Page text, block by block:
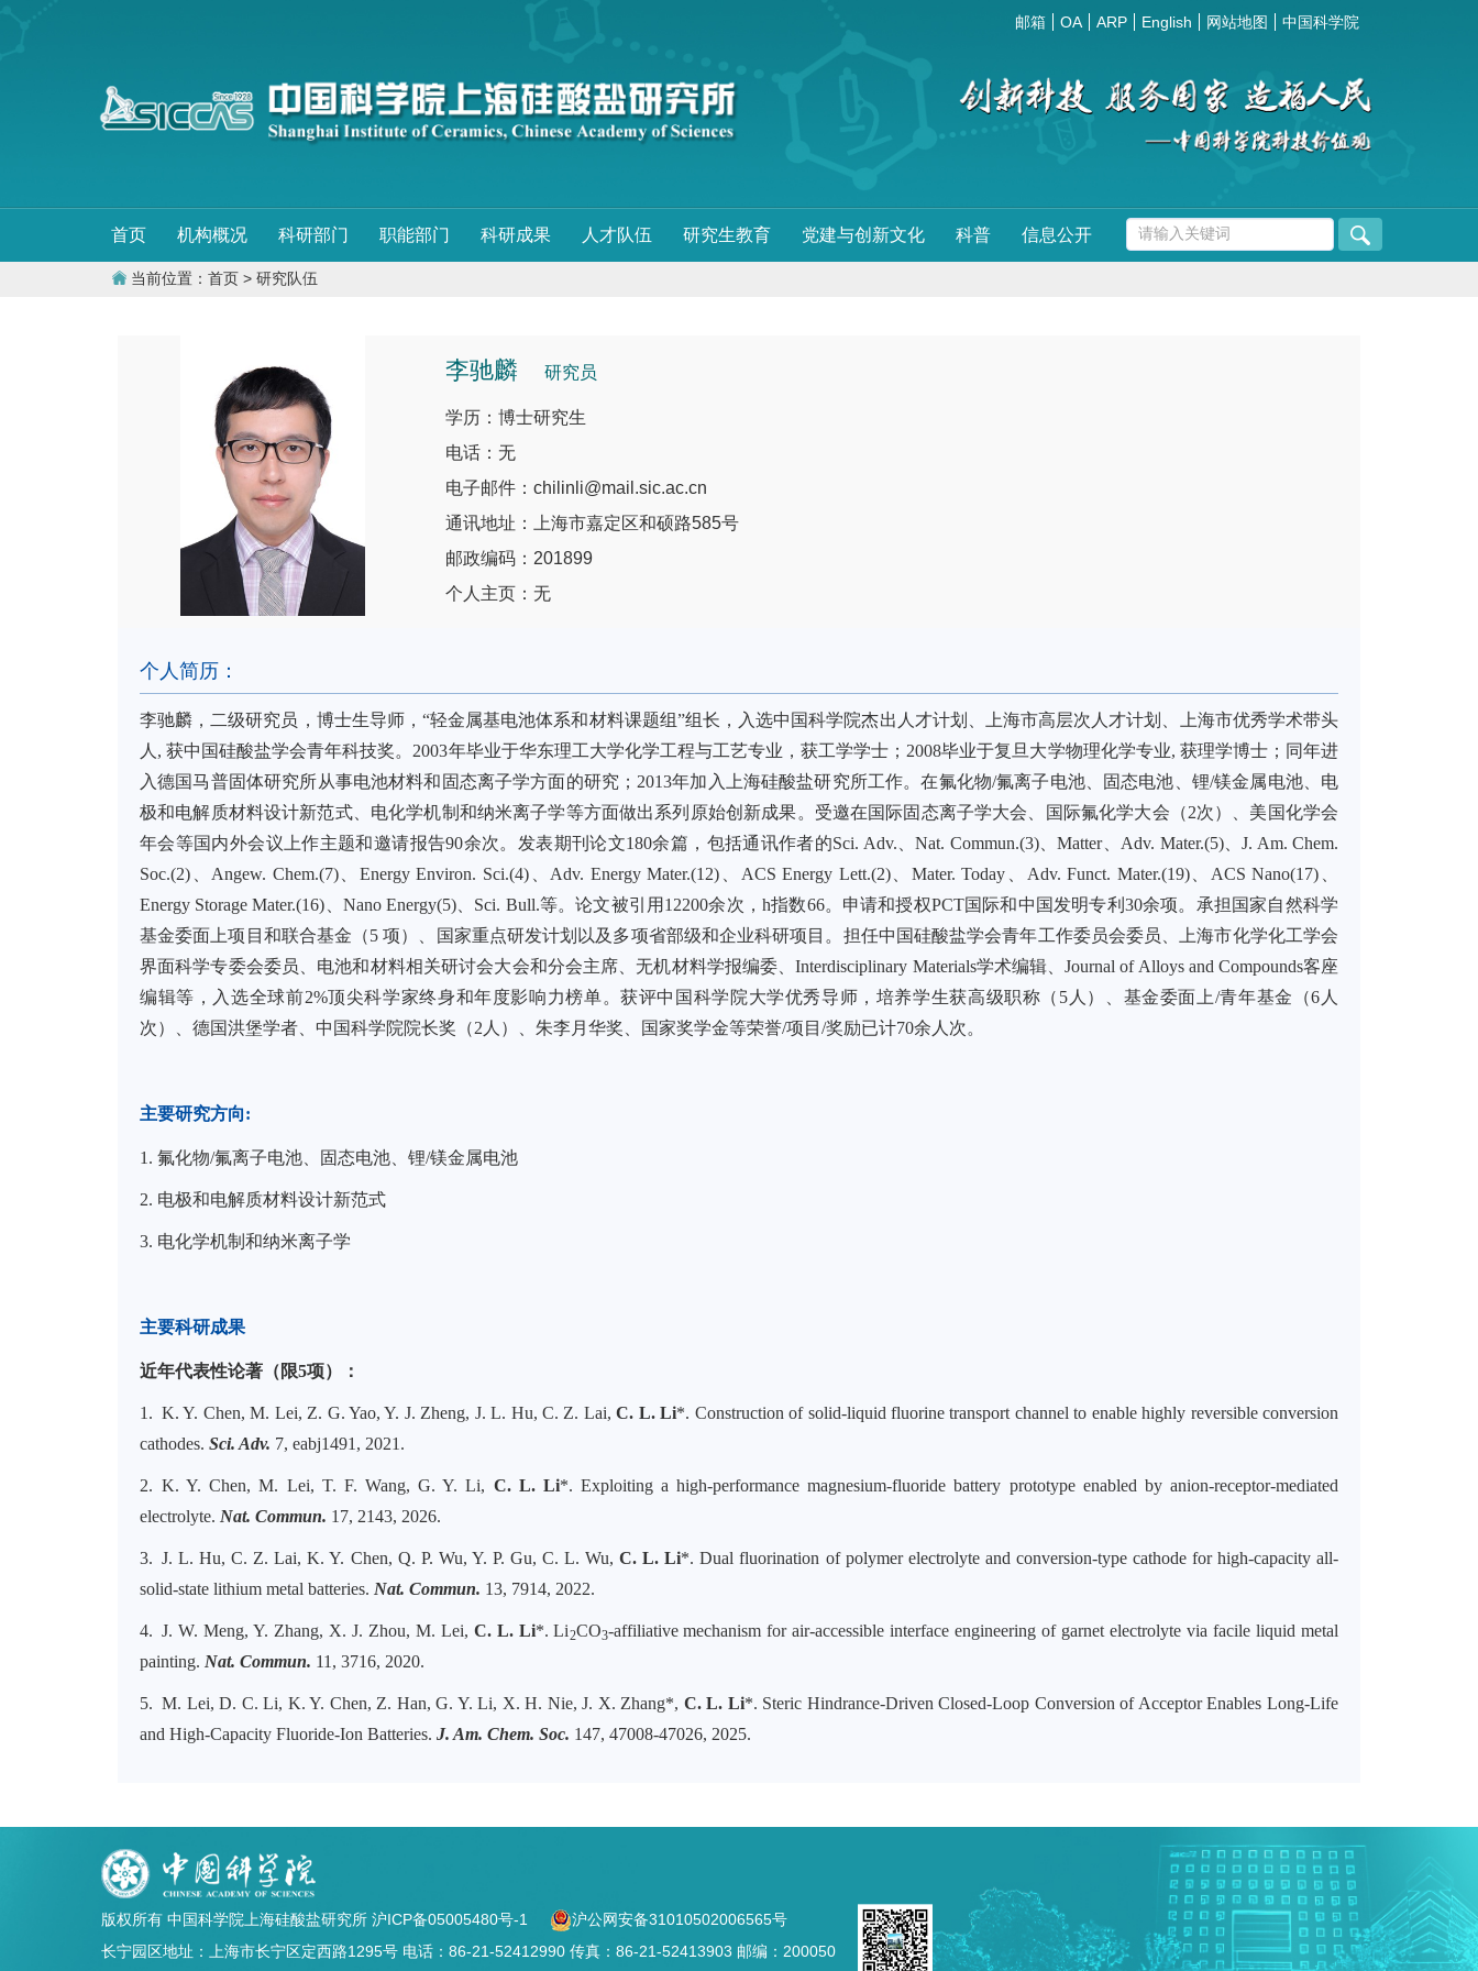
邮箱 OA ARP English 网站地图 中国科学院
首页 机构概况 科研部门 职能部门 科研成果 人才队伍 研究生教育 党建与创新文化 科普 信息公开
当前位置： 首页 > 研究队伍
李驰麟 研究员
学历：博士研究生
电话：无
电子邮件：chilinli@mail.sic.ac.cn
通讯地址：上海市嘉定区和硕路585号
邮政编码：201899
个人主页：无
个人简历：
李驰麟，二级研究员，博士生导师，“轻金属基电池体系和材料课题组”组长，入选中国科学院杰出人才计划、上海市高层次人才计划、上海市优秀学术带头
人, 获中国硅酸盐学会青年科技奖。2003年毕业于华东理工大学化学工程与工艺专业，获工学学士；2008毕业于复旦大学物理化学专业, 获理学博士；同年进
入德国马普固体研究所从事电池材料和固态离子学方面的研究；2013年加入上海硅酸盐研究所工作。在氟化物/氟离子电池、固态电池、锂/镁金属电池、电
极和电解质材料设计新范式、电化学机制和纳米离子学等方面做出系列原始创新成果。受邀在国际固态离子学大会、国际氟化学大会（2次）、美国化学会
年会等国内外会议上作主题和邀请报告90余次。发表期刊论文180余篇，包括通讯作者的Sci. Adv.、Nat. Commun.(3)、Matter、Adv. Mater.(5)、J. Am. Chem.
Soc.(2)、Angew. Chem.(7)、Energy Environ. Sci.(4)、Adv. Energy Mater.(12)、ACS Energy Lett.(2)、Mater. Today、Adv. Funct. Mater.(19)、ACS Nano(17)、
Energy Storage Mater.(16)、Nano Energy(5)、Sci. Bull.等。论文被引用12200余次，h指数66。申请和授权PCT国际和中国发明专利30余项。承担国家自然科学
基金委面上项目和联合基金（5 项）、国家重点研发计划以及多项省部级和企业科研项目。担任中国硅酸盐学会青年工作委员会委员、上海市化学化工学会
界面科学专委会委员、电池和材料相关研讨会大会和分会主席、无机材料学报编委、Interdisciplinary Materials学术编辑、Journal of Alloys and Compounds客座
编辑等，入选全球前2%顶尖科学家终身和年度影响力榜单。获评中国科学院大学优秀导师，培养学生获高级职称（5人）、基金委面上/青年基金（6人
次）、德国洪堡学者、中国科学院院长奖（2人）、朱李月华奖、国家奖学金等荣誉/项目/奖励已计70余人次。
主要研究方向:
1. 氟化物/氟离子电池、固态电池、锂/镁金属电池
2. 电极和电解质材料设计新范式
3. 电化学机制和纳米离子学
主要科研成果
近年代表性论著（限5项）：
1. K. Y. Chen, M. Lei, Z. G. Yao, Y. J. Zheng, J. L. Hu, C. Z. Lai,C. L. Li*. Construction of solid-liquid fluorine transport channel to enable highly reversible conversion
cathodes. Sci. Adv. 7, eabj1491, 2021.
2. K. Y. Chen, M. Lei, T. F. Wang, G. Y. Li, C. L. Li*. Exploiting a high-performance magnesium-fluoride battery prototype enabled by anion-receptor-mediated
electrolyte. Nat. Commun. 17, 2143, 2026.
3. J. L. Hu, C. Z. Lai, K. Y. Chen, Q. P. Wu, Y. P. Gu, C. L. Wu,C. L. Li*. Dual fluorination of polymer electrolyte and conversion-type cathode for high-capacity all-
solid-state lithium metal batteries. Nat. Commun. 13, 7914, 2022.
4. J. W. Meng, Y. Zhang, X. J. Zhou, M. Lei, C. L. Li*. Li2CO3-affiliative mechanism for air-accessible interface engineering of garnet electrolyte via facile liquid metal
painting. Nat. Commun. 11, 3716, 2020.
5. M. Lei, D. C. Li, K. Y. Chen, Z. Han, G. Y. Li, X. H. Nie, J. X. Zhang*, C. L. Li*. Steric Hindrance-Driven Closed-Loop Conversion of Acceptor Enables Long-Life
and High-Capacity Fluoride-Ion Batteries. J. Am. Chem. Soc. 147, 47008-47026, 2025.
版权所有 中国科学院上海硅酸盐研究所 沪ICP备05005480号-1
沪公网安备31010502006565号
长宁园区地址：上海市长宁区定西路1295号 电话：86-21-52412990 传真：86-21-52413903 邮编：200050